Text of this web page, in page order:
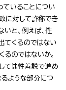
ていることについ
に対して詐称でき
と、例えば、性
てくるのではない
るのではないか。
ては性善説で進め
ような部分につ